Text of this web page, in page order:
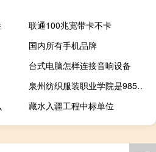
联通100兆宽带卡不卡
国内所有手机品牌
台式电脑怎样连接音响设备
泉州纺织服装职业学院是985大学吗
藏水入疆工程中标单位